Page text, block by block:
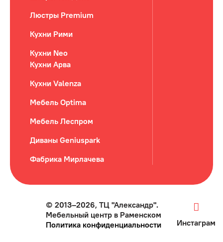
Люстры Premium
Кухни Рими
Кухни Neo
Кухни Арва
Кухни Valenza
Мебель Optima
Мебель Леспром
Диваны Geniuspark
Фабрика Мирлачева
© 2013–2026, ТЦ "Александр".
Мебельный центр в Раменском
Политика конфиденциальности
Инстаграм